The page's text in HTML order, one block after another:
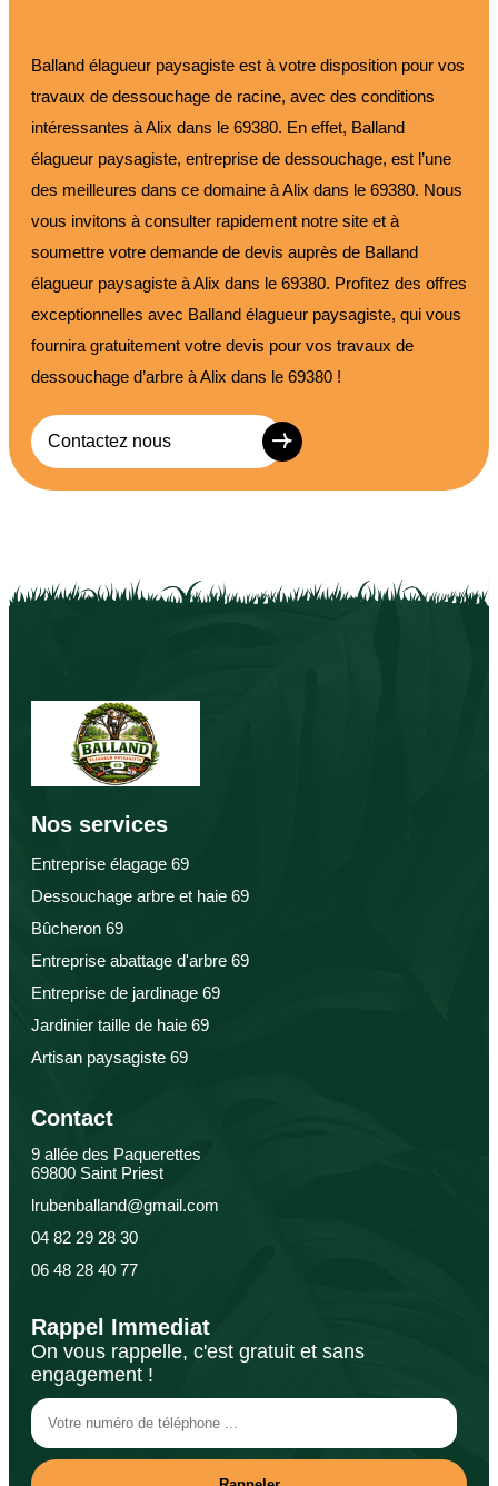
Balland élagueur paysagiste est à votre disposition pour vos
travaux de dessouchage de racine, avec des conditions
intéressantes à Alix dans le 69380. En effet, Balland
élagueur paysagiste, entreprise de dessouchage, est l’une
des meilleures dans ce domaine à Alix dans le 69380. Nous
vous invitons à consulter rapidement notre site et à
soumettre votre demande de devis auprès de Balland
élagueur paysagiste à Alix dans le 69380. Profitez des offres
exceptionnelles avec Balland élagueur paysagiste, qui vous
fournira gratuitement votre devis pour vos travaux de
dessouchage d’arbre à Alix dans le 69380 !
Contactez nous
Nos services
Entreprise élagage 69
Dessouchage arbre et haie 69
Bûcheron 69
Entreprise abattage d'arbre 69
Entreprise de jardinage 69
Jardinier taille de haie 69
Artisan paysagiste 69
Contact
9 allée des Paquerettes
69800 Saint Priest
lrubenballand@gmail.com
04 82 29 28 30
06 48 28 40 77
Rappel Immediat
On vous rappelle, c'est gratuit et sans
engagement !